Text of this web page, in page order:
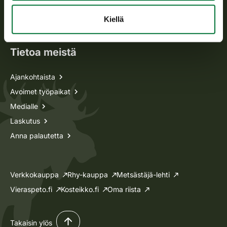
Kiellä
Oma riista -asiat
Tietoa meistä
Ajankohtaista
Avoimet työpaikat
Medialle
Laskutus
Anna palautetta
Verkkokauppa Rhy-kauppa
Metsästäjä-lehti
Vieraspeto.fi
Kosteikko.fi Oma riista
Takaisin ylös